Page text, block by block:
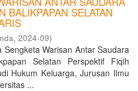
BALIKPAPAN SELATAN
, 2024-09)
Warisan Antar Saudara
Selatan Perspektif Fiqih
Hukum Keluarga, Jurusan Ilmu
...